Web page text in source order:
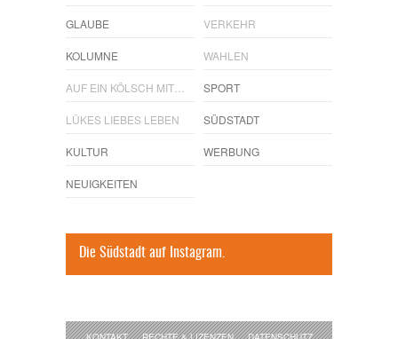
GLAUBE
KOLUMNE
AUF EIN KÖLSCH MIT…
LÜKES LIEBES LEBEN
KULTUR
NEUIGKEITEN
VERKEHR
WAHLEN
SPORT
SÜDSTADT
WERBUNG
Die Südstadt auf Instagram.